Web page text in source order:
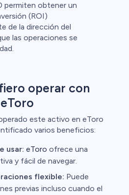
permiten obtener un
(ROI)
de la dirección del
las operaciones se
operar con
este activo en eToro
varios beneficios:
usar: eToro ofrece una
y fácil de navegar.
flexible: Puede
previas incluso cuando el